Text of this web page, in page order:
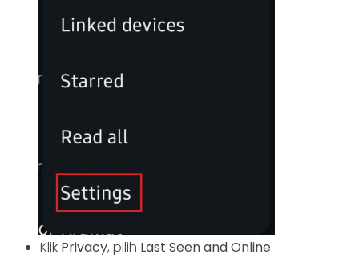
Klik Privacy, pilih Last Seen and Online